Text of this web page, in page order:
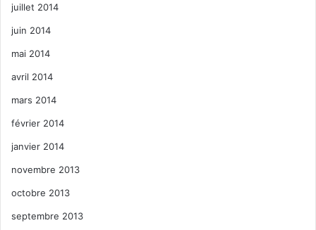
juillet 2014
juin 2014
mai 2014
avril 2014
mars 2014
février 2014
janvier 2014
novembre 2013
octobre 2013
septembre 2013